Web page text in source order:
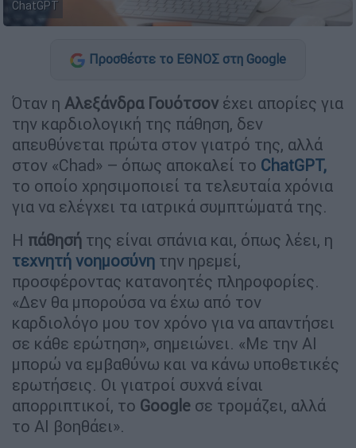
ChatGPT
Προσθέστε το ΕΘΝΟΣ στη Google
Όταν η Αλεξάνδρα Γουότσον έχει απορίες για
την καρδιολογική της πάθηση, δεν
απευθύνεται πρώτα στον γιατρό της, αλλά
στον «Chad» – όπως αποκαλεί το ChatGPT,
το οποίο χρησιμοποιεί τα τελευταία χρόνια
για να ελέγχει τα ιατρικά συμπτώματά της.
Η πάθησή της είναι σπάνια και, όπως λέει, η
τεχνητή νοημοσύνη την ηρεμεί,
προσφέροντας κατανοητές πληροφορίες.
«Δεν θα μπορούσα να έχω από τον
καρδιολόγο μου τον χρόνο για να απαντήσει
σε κάθε ερώτηση», σημειώνει. «Με την AI
μπορώ να εμβαθύνω και να κάνω υποθετικές
ερωτήσεις. Οι γιατροί συχνά είναι
απορριπτικοί, το Google σε τρομάζει, αλλά
το AΙ βοηθάει».